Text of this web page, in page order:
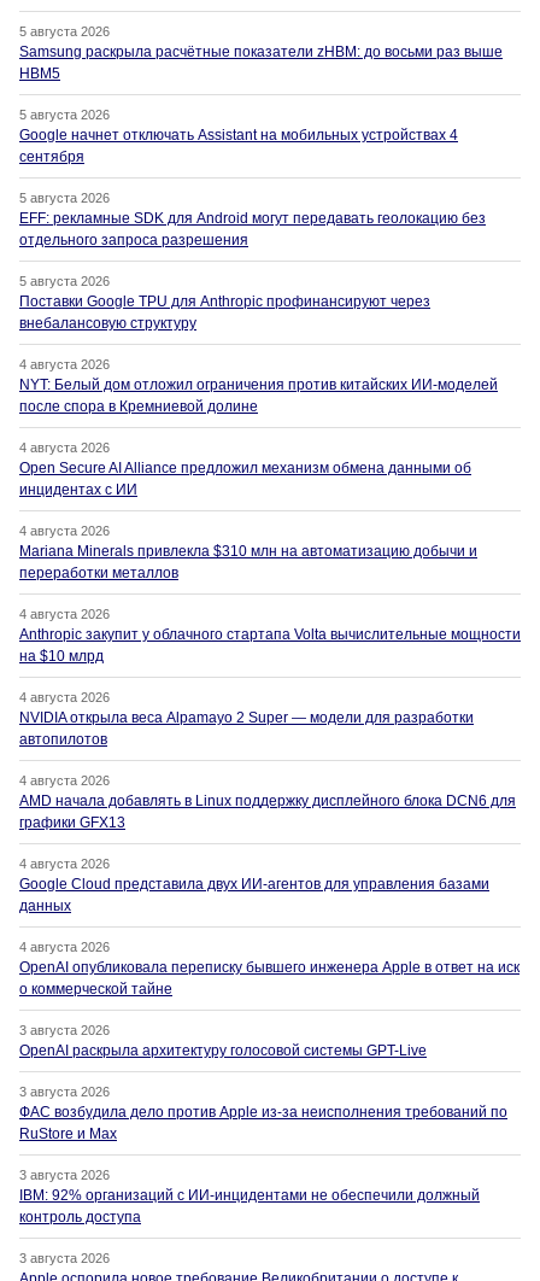
5 августа 2026
Samsung раскрыла расчётные показатели zHBM: до восьми раз выше
HBM5
5 августа 2026
Google начнет отключать Assistant на мобильных устройствах 4
сентября
5 августа 2026
EFF: рекламные SDK для Android могут передавать геолокацию без
отдельного запроса разрешения
5 августа 2026
Поставки Google TPU для Anthropic профинансируют через
внебалансовую структуру
4 августа 2026
NYT: Белый дом отложил ограничения против китайских ИИ-моделей
после спора в Кремниевой долине
4 августа 2026
Open Secure AI Alliance предложил механизм обмена данными об
инцидентах с ИИ
4 августа 2026
Mariana Minerals привлекла $310 млн на автоматизацию добычи и
переработки металлов
4 августа 2026
Anthropic закупит у облачного стартапа Volta вычислительные мощности
на $10 млрд
4 августа 2026
NVIDIA открыла веса Alpamayo 2 Super — модели для разработки
автопилотов
4 августа 2026
AMD начала добавлять в Linux поддержку дисплейного блока DCN6 для
графики GFX13
4 августа 2026
Google Cloud представила двух ИИ-агентов для управления базами
данных
4 августа 2026
OpenAI опубликовала переписку бывшего инженера Apple в ответ на иск
о коммерческой тайне
3 августа 2026
OpenAI раскрыла архитектуру голосовой системы GPT-Live
3 августа 2026
ФАС возбудила дело против Apple из-за неисполнения требований по
RuStore и Max
3 августа 2026
IBM: 92% организаций с ИИ-инцидентами не обеспечили должный
контроль доступа
3 августа 2026